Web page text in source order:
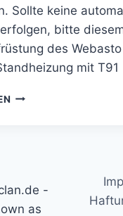
Sollte keine
bitte
des
mit T91
AUFRÜSTUNG
ZUR
STANDHEIZUNG
MIT
-
as